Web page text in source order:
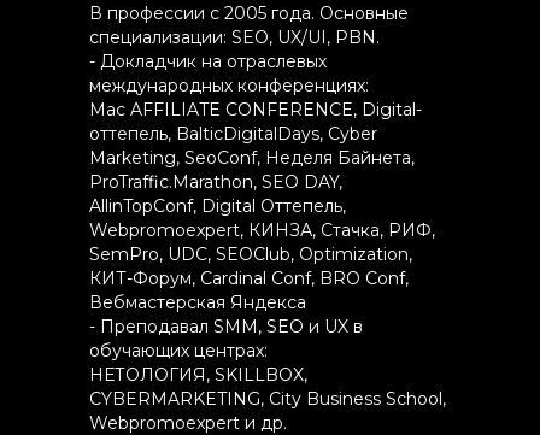
В профессии с 2005 года. Основные
специализации: SEO, UX/UI, PBN.
- Докладчик на отраслевых
международных конференциях:
Mac AFFILIATE CONFERENCE, Digital-
оттепель, BalticDigitalDays, Cyber
Marketing, SeoConf, Неделя Байнета,
ProTraffic.Marathon, SEO DAY,
AllinTopConf, Digital Оттепель,
Webpromoexpert, КИНЗА, Стачка, РИФ,
SemPro, UDC, SEOClub, Optimization,
КИТ-Форум, Cardinal Conf, BRO Conf,
Вебмастерская Яндекса
- Преподавал SMM, SEO и UX в
обучающих центрах:
НЕТОЛОГИЯ, SKILLBOX,
CYBERMARKETING, City Business School,
Webpromoexpert и др.